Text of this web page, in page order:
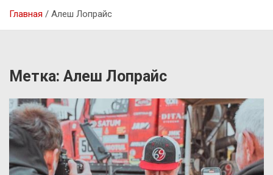
Главная Алеш Лопрайс
Метка: Алеш Лопрайс